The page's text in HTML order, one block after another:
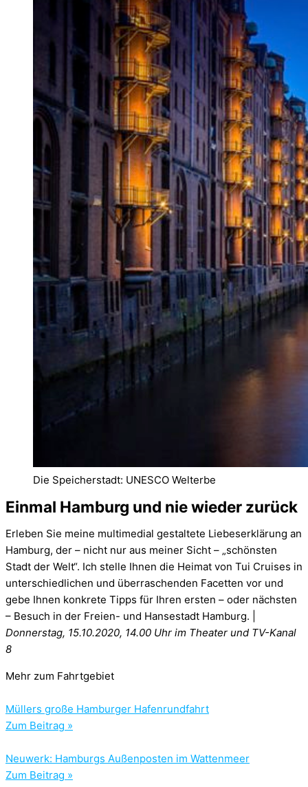
Die Speicherstadt: UNESCO Welterbe
Einmal Hamburg und nie wieder zurück
Erleben Sie meine multimedial gestaltete Liebeserklärung an
Hamburg, der – nicht nur aus meiner Sicht – „schönsten
Stadt der Welt“. Ich stelle Ihnen die Heimat von Tui Cruises in
unterschiedlichen und überraschenden Facetten vor und
gebe Ihnen konkrete Tipps für Ihren ersten – oder nächsten
– Besuch in der Freien- und Hansestadt Hamburg. |
Donnerstag, 15.10.2020, 14.00 Uhr im Theater und TV-Kanal
8
Mehr zum Fahrtgebiet
Müllers große Hamburger Hafenrundfahrt
Zum Beitrag »
Neuwerk: Hamburgs Außenposten im Wattenmeer
Zum Beitrag »